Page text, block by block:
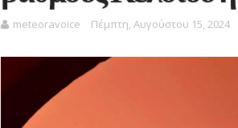
meteoravoice Πέμπτη, Αυγούστου 15, 2024